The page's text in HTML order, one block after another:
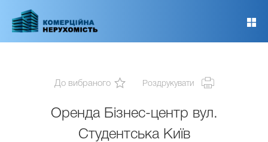
основного
До вибраного Роздрукувати
Оренда Бізнес-центр вул.
Студентська Київ